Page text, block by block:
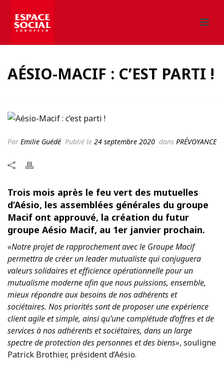
AÉSIO-MACIF : C’EST PARTI !
Par Emilie Guédé Publié le 24 septembre 2020 dans PRÉVOYANCE
Trois mois après le feu vert des mutuelles
d’Aésio, les assemblées générales du groupe
Macif ont approuvé, la création du futur
groupe Aésio Macif, au 1er janvier prochain.
«Notre projet de rapprochement avec le Groupe Macif
permettra de créer un leader mutualiste qui conjuguera
valeurs solidaires et efficience opérationnelle pour un
mutualisme moderne afin que nous puissions, ensemble,
mieux répondre aux besoins de nos adhérents et
sociétaires. Nos priorités sont de proposer une expérience
client agile et simple, ainsi qu’une complétude d’offres et de
services à nos adhérents et sociétaires, dans un large
spectre de protection des personnes et des biens», souligne
Patrick Brothier, président d’Aésio.